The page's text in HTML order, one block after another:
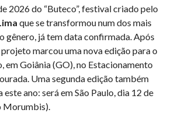
2026 do “Buteco”, festival criado pelo
que se transformou num dos mais
gênero, já tem data confirmada. Após
projeto marcou uma nova edição para o
em Goiânia (GO), no Estacionamento
Uma segunda edição também
ano: será em São Paulo, dia 12 de
Morumbis).